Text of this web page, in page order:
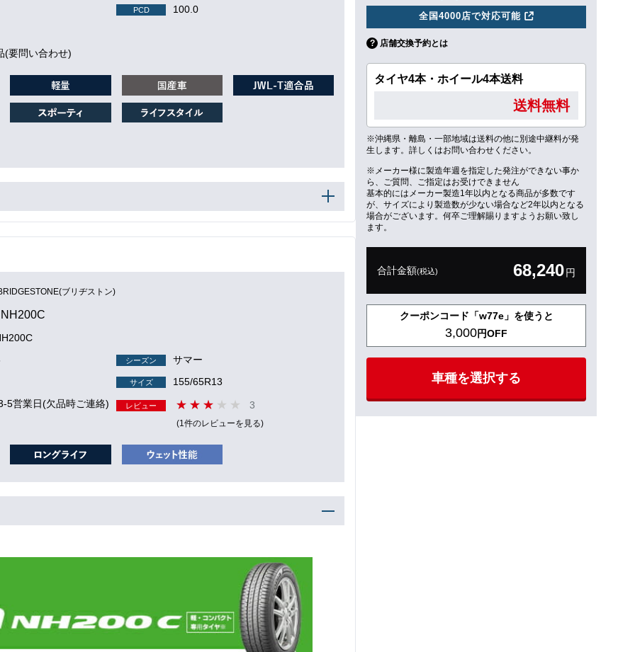
PCD 100.0
(要問い合わせ)
ブリヂストン)
シーズン サマー
サイズ
155/65R13
5営業日(欠品時ご連絡)
レビュー 3
(1件のレビューを見る)
全国4000店で対応可能
店舗交換予約とは
タイヤ4本・ホイール4本送料
送料無料
※沖縄県・離島・一部地域は送料の他に別途中継料が発
生します。詳しくはお問い合わせください。
※メーカー様に製造年週を指定した発注ができない事か
ら、ご質問、ご指定はお受けできません
基本的にはメーカー製造1年以内となる商品が多数です
が、サイズにより製造数が少ない場合など2年以内となる
場合がございます。何卒ご理解賜りますようお願い致し
ます。
合計金額(税込) 68,240円
クーポンコード「w77e」を使うと
3,000円OFF
車種を選択する